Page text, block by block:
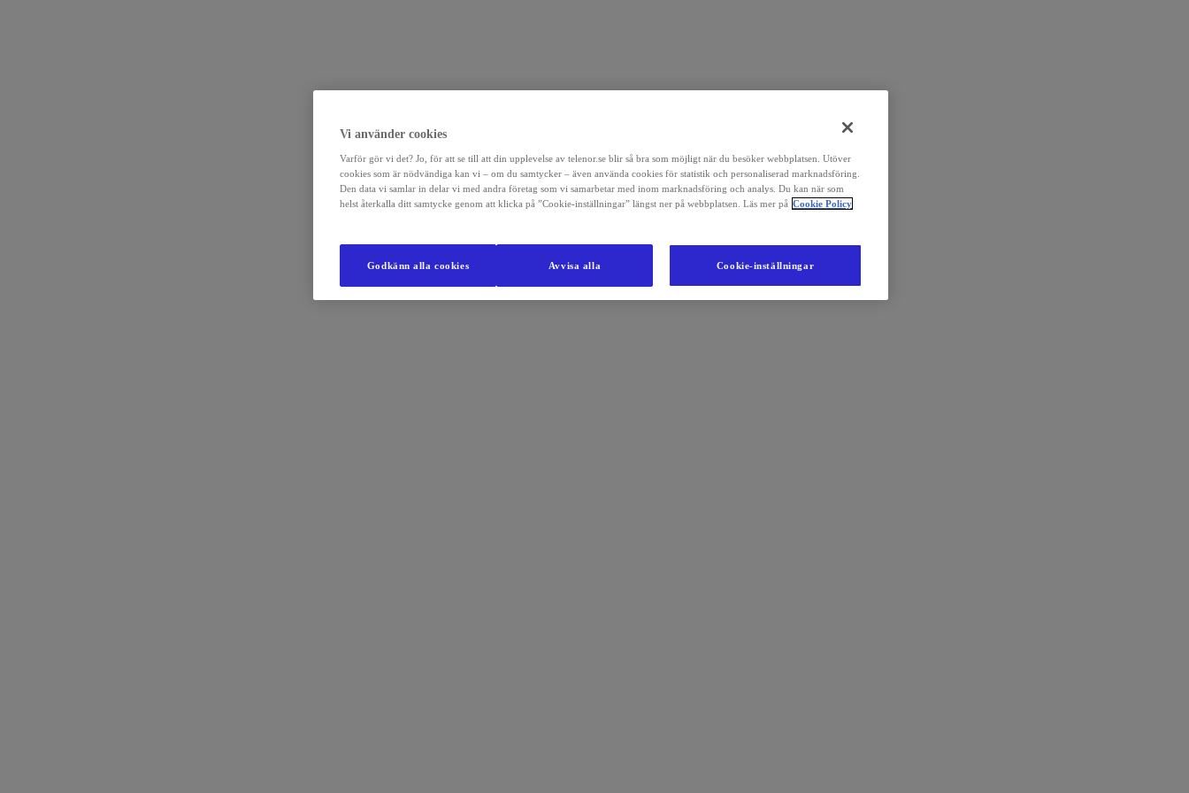
Vi använder cookies
Varför gör vi det? Jo, för att se till att din upplevelse av telenor.se blir så bra som möjligt när du besöker webbplatsen. Utöver
cookies som är nödvändiga kan vi – om du samtycker – även använda cookies för statistik och personaliserad marknadsföring.
Den data vi samlar in delar vi med andra företag som vi samarbetar med inom marknadsföring och analys. Du kan när som
helst återkalla ditt samtycke genom att klicka på ”Cookie-inställningar” längst ner på webbplatsen. Läs mer på Cookie Policy
Cookie-inställningar
Avvisa alla
Godkänn alla cookies